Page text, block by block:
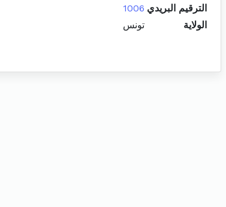
الترقيم البريدي 1006
الولاية
تونس